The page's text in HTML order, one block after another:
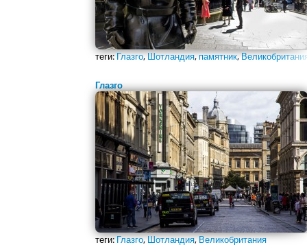
теги:Глазго,Шотландия,памятник,
Глазго
теги:Глазго,Шотландия,Великобритания